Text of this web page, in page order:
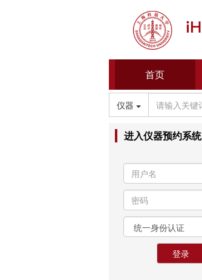
首页
仪器
进入仪器预约系统
登录